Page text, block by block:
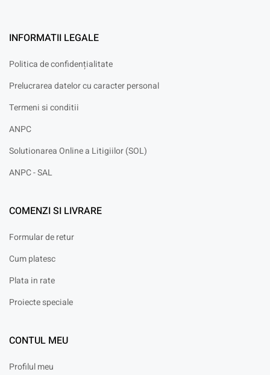
INFORMATII LEGALE
Politica de confidențialitate
Prelucrarea datelor cu caracter personal
Termeni si conditii
ANPC
Solutionarea Online a Litigiilor (SOL)
ANPC - SAL
COMENZI SI LIVRARE
Formular de retur
Cum platesc
Plata in rate
Proiecte speciale
CONTUL MEU
Profilul meu